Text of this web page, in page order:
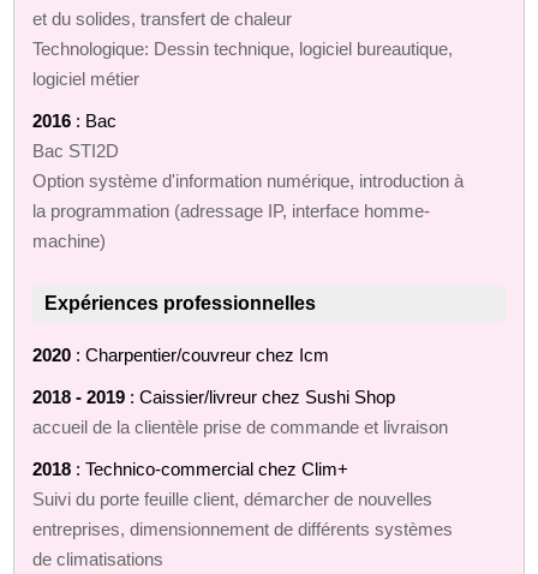
et du solides, transfert de chaleur
Technologique: Dessin technique, logiciel bureautique,
logiciel métier
2016 : Bac
Bac STI2D
Option système d'information numérique, introduction à
la programmation (adressage IP, interface homme-
machine)
Expériences professionnelles
2020 : Charpentier/couvreur chez Icm
2018 - 2019 : Caissier/livreur chez Sushi Shop
accueil de la clientèle prise de commande et livraison
2018 : Technico-commercial chez Clim+
Suivi du porte feuille client, démarcher de nouvelles
entreprises, dimensionnement de différents systèmes
de climatisations